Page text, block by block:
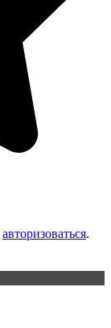
авторизоваться.